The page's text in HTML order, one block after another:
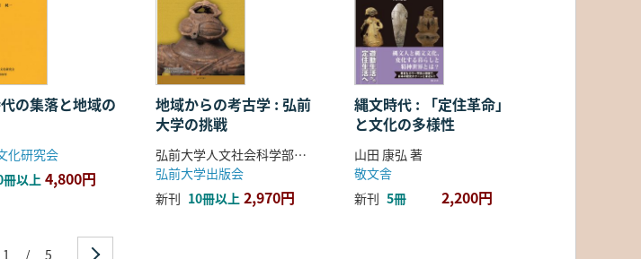
の集落と地域の
化研究会
冊以上 4,800円
地域からの考古学 : 弘前
大学の挑戦
弘前大学人文社会科学部北日本考古学研究センター 編
弘前大学出版会
新刊 10冊以上 2,970円
縄文時代 : 「定住革命」
と文化の多様性
山田 康弘 著
敬文舎
新刊 5冊 2,200円
1 / 5